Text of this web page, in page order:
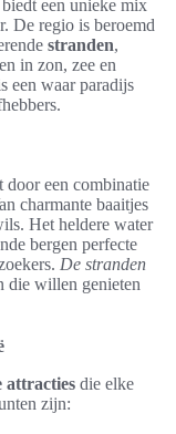
een unieke mix
De regio is beroemd
stranden,
in zon, zee en
een waar paradijs
door een combinatie
charmante baaitjes
Het heldere water
bergen perfecte
De stranden
die willen genieten
attracties die elke
zijn: